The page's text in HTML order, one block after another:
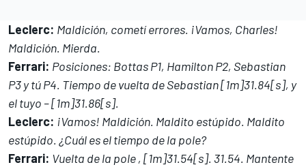
Leclerc: Maldición, cometí errores. ¡Vamos, Charles!
Maldición. Mierda.
Ferrari: Posiciones: Bottas P1, Hamilton P2, Sebastian
P3 y tú P4. Tiempo de vuelta de Sebastian [1m]31.84[s], y
el tuyo – [1m]31.86[s].
Leclerc: ¡Vamos! Maldición. Maldito estúpido. Maldito
estúpido. ¿Cuál es el tiempo de la pole?
Ferrari: Vuelta de la pole , [1m]31.54[s]. 31.54. Mantente